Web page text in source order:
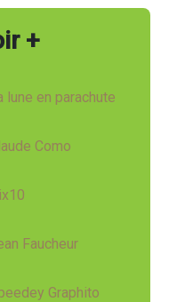
+
en parachute
Como
Faucheur
Graphito